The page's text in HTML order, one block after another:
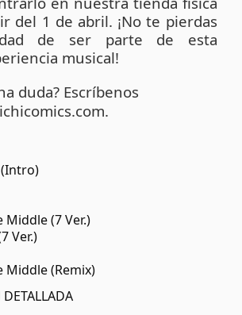
del 1 de abril. ¡No te pierdas
de ser parte de esta
musical!
duda? Escríbenos
.
(Intro)
Middle (7 Ver.)
Ver.)
Middle (Remix)